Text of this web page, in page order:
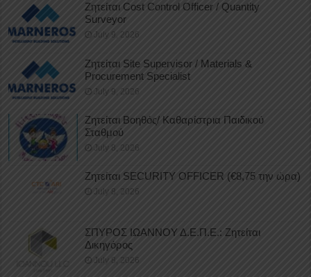
Ζητείται Cost Control Officer / Quantity
Surveyor
July 9, 2026
Ζητείται Site Supervisor / Materials &
Procurement Specialist
July 9, 2026
Ζητείται Βοηθός/ Καθαρίστρια Παιδικού
Σταθμού
July 8, 2026
Ζητείται SECURITY OFFICER (€8,75 την ώρα)
July 8, 2026
ΣΠΥΡΟΣ ΙΩΑΝΝΟΥ Δ.Ε.Π.Ε.: Ζητείται
Δικηγόρος
July 8, 2026